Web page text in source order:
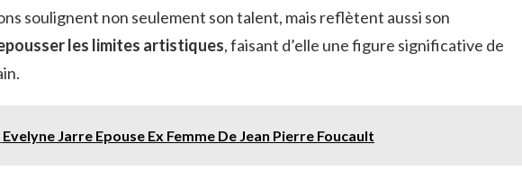
soulignent non seulement son talent, mais reflètent aussi son
les limites artistiques, faisant d’elle une figure significative de
Evelyne Jarre Epouse Ex Femme De Jean Pierre Foucault